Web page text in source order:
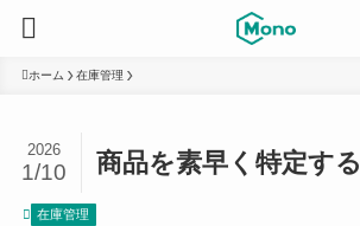
ホーム 在庫管理
商品を素早く特定する
2026
1/10
在庫管理